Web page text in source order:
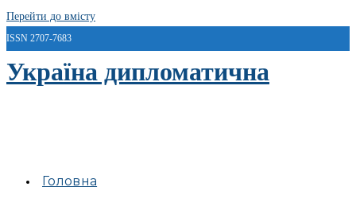
Перейти до вмісту
ISSN 2707-7683
Україна дипломатична
Головна